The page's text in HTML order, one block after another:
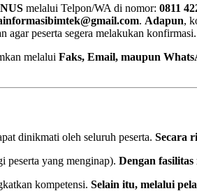
melalui Telpon/WA di nomor: 0811
. Adapun,
agar peserta segera melakukan konfirmasi.
melalui Faks, Email, maupun
dinikmati oleh seluruh peserta. Secara
peserta yang menginap). Dengan
kompetensi. Selain itu, melalui